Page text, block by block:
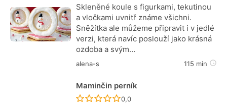
Skleněné koule s figurkami, tekutinou
a vločkami uvnitř známe všichni.
Sněžítka ale můžeme připravit i v jedlé
verzi, která navíc poslouží jako krásná
ozdoba a svým…
alena-s 115 min
Maminčin perník
Recept ještě nebyl hodnocen
0,0